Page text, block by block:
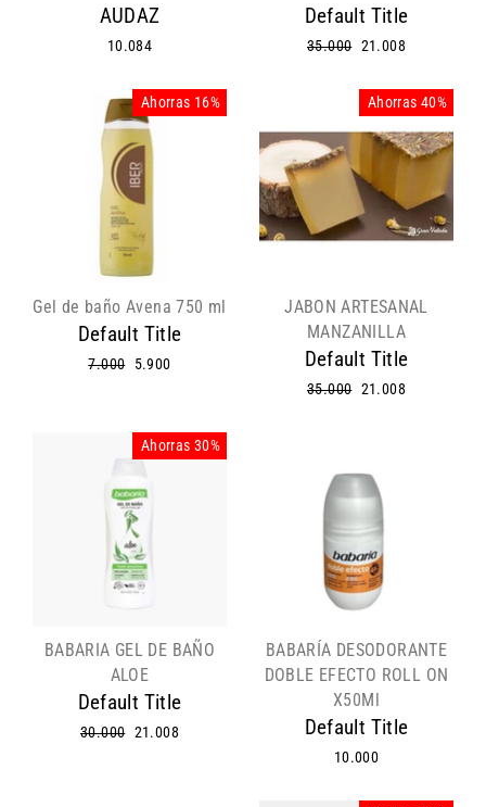
AUDAZ
10.084
Default Title
Precio
35.000 Precio
oferta
21.008
Ahorras 16%
Gel de baño Avena 750 ml
Default Title
Precio
7.000
Precio
5.900
Ahorras 40%
JABON ARTESANAL
MANZANILLA
Default Title
Precio
35.000 Precio
21.008
Ahorras 30%
BABARIA GEL DE BAÑO
ALOE
Default Title
Precio
30.000 Precio
21.008
BABARÍA DESODORANTE
DOBLE EFECTO ROLL ON
X50Ml
Default Title
10.000